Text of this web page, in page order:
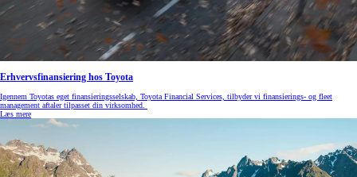
Erhvervsfinansiering hos Toyota
Igennem Toyotas eget finansieringsselskab, Toyota Financial Services, tilbyder vi finansierings- og fleet
management aftaler tilpasset din virksomhed.
Læs mere